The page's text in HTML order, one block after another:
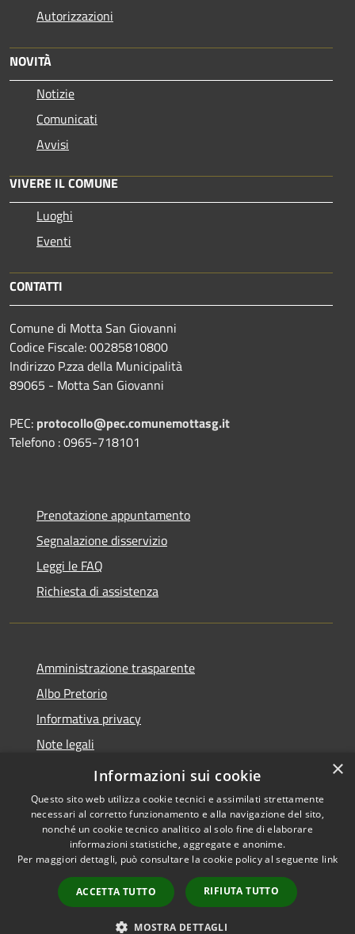
Autorizzazioni
NOVITÀ
Notizie
Comunicati
Avvisi
VIVERE IL COMUNE
Luoghi
Eventi
CONTATTI
Comune di Motta San Giovanni
Codice Fiscale: 00285810800
Indirizzo P.zza della Municipalità
89065 - Motta San Giovanni
PEC: protocollo@pec.comunemottasg.it
Telefono : 0965-718101
Prenotazione appuntamento
Segnalazione disservizio
Leggi le FAQ
Richiesta di assistenza
Amministrazione trasparente
Albo Pretorio
Informativa privacy
Note legali
Dichiarazione di accessibilità
Accessibilità
Copyright © 2026 • Comune di
Motta San Giovanni • Powered
byMunicipium
Accesso
redazione
×
Informazioni sui cookie
Questo sito web utilizza cookie tecnici e assimilati strettamente
necessari al corretto funzionamento e alla navigazione del sito,
nonché un cookie tecnico analitico al solo fine di elaborare
informazioni statistiche, aggregate e anonime.
Per maggiori dettagli, può consultare la cookie policy al seguente link
ACCETTA TUTTO RIFIUTA TUTTO
MOSTRA DETTAGLI